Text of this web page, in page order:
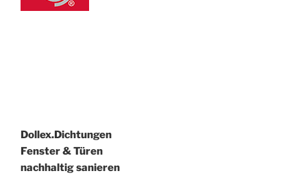
Dollex.Dichtungen
Fenster & Türen
nachhaltig sanieren